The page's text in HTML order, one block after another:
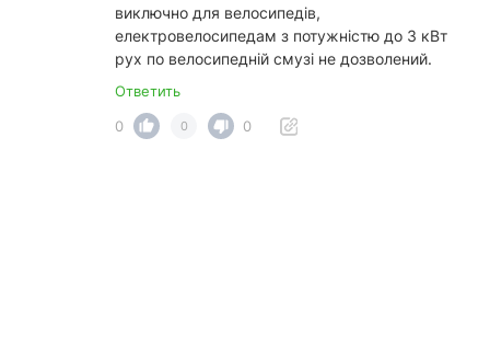
виключно для велосипедів,
електровелосипедам з потужністю до 3 кВт
рух по велосипедній смузі не дозволений.
Ответить
0
0 0